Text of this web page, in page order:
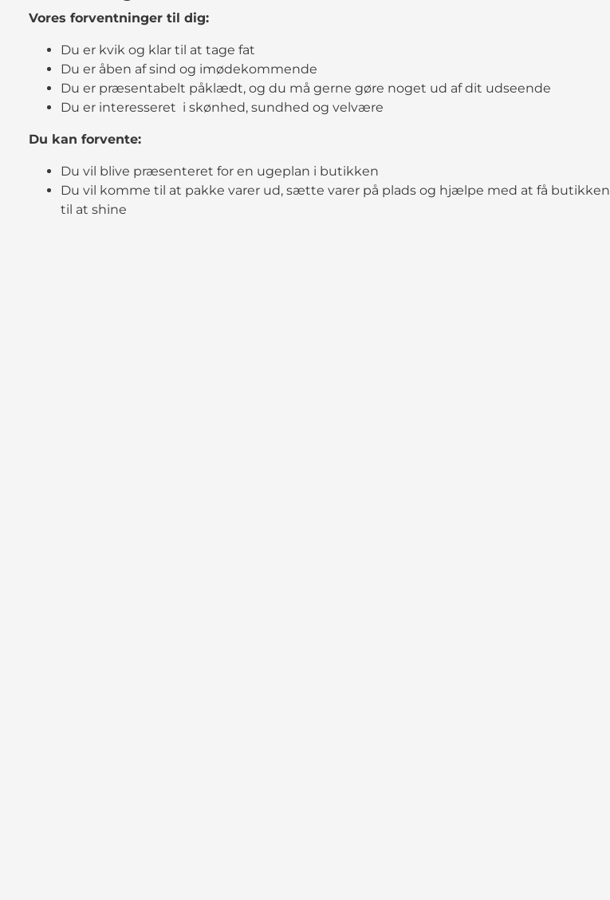
Vores forventninger til dig:
Du er kvik og klar til at tage fat
Du er åben af sind og imødekommende
Du er præsentabelt påklædt, og du må gerne gøre noget ud af dit udseende
Du er interesseret i skønhed, sundhed og velvære
Du kan forvente:
Du vil blive præsenteret for en ugeplan i butikken
Du vil komme til at pakke varer ud, sætte varer på plads og hjælpe med at få butikken
til at shine